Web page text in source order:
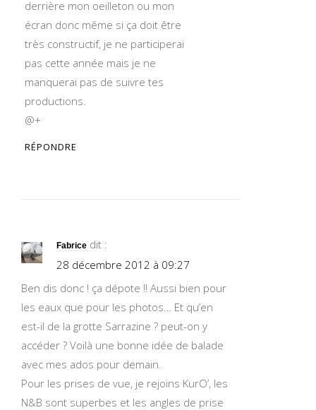
derrière mon oeilleton ou mon
écran donc même si ça doit être
très constructif, je ne participerai
pas cette année mais je ne
manquerai pas de suivre tes
productions.
@+
RÉPONDRE
Fabrice dit :
28 décembre 2012 à 09:27
Ben dis donc ! ça dépote !! Aussi bien pour
les eaux que pour les photos… Et qu’en
est-il de la grotte Sarrazine ? peut-on y
accéder ? Voilà une bonne idée de balade
avec mes ados pour demain.
Pour les prises de vue, je rejoins KurO’, les
N&B sont superbes et les angles de prise